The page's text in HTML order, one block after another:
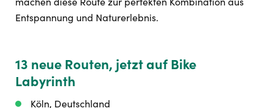
Entspannung und Naturerlebnis.
13 neue Routen, jetzt auf Bike
Labyrinth
Köln, Deutschland